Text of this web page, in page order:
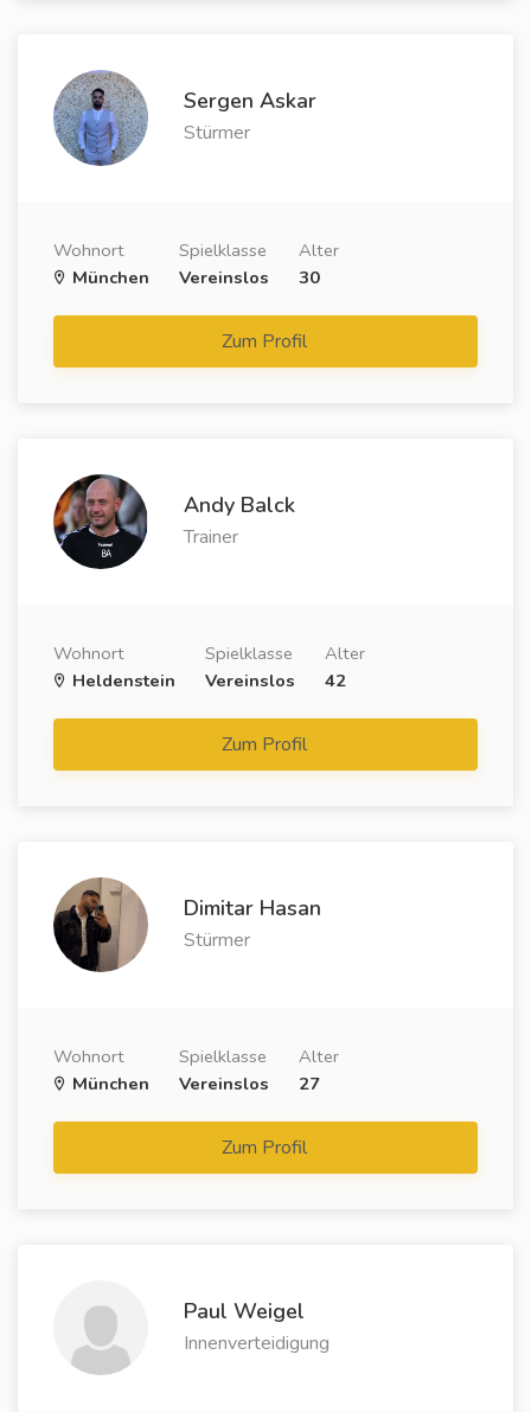
Sergen Askar
Stürmer
Wohnort
München
Spielklasse
Vereinslos
Alter
30
Zum Profil
Andy Balck
Trainer
Wohnort
Heldenstein
Spielklasse
Vereinslos
Alter
42
Zum Profil
Dimitar Hasan
Stürmer
Wohnort
München
Spielklasse
Vereinslos
Alter
27
Zum Profil
Paul Weigel
Innenverteidigung